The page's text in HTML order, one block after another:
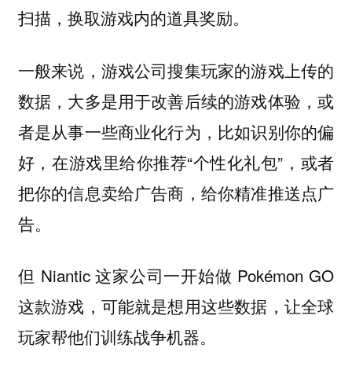
扫描，换取游戏内的道具奖励。
一般来说，游戏公司搜集玩家的游戏上传的
数据，大多是用于改善后续的游戏体验，或
者是从事一些商业化行为，比如识别你的偏
好，在游戏里给你推荐“个性化礼包”，或者
把你的信息卖给广告商，给你精准推送点广
告。
但 Niantic 这家公司一开始做 Pokémon GO
这款游戏，可能就是想用这些数据，让全球
玩家帮他们训练战争机器。